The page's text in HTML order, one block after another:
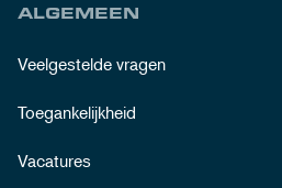
ALGEMEEN
Veelgestelde vragen
Toegankelijkheid
Vacatures